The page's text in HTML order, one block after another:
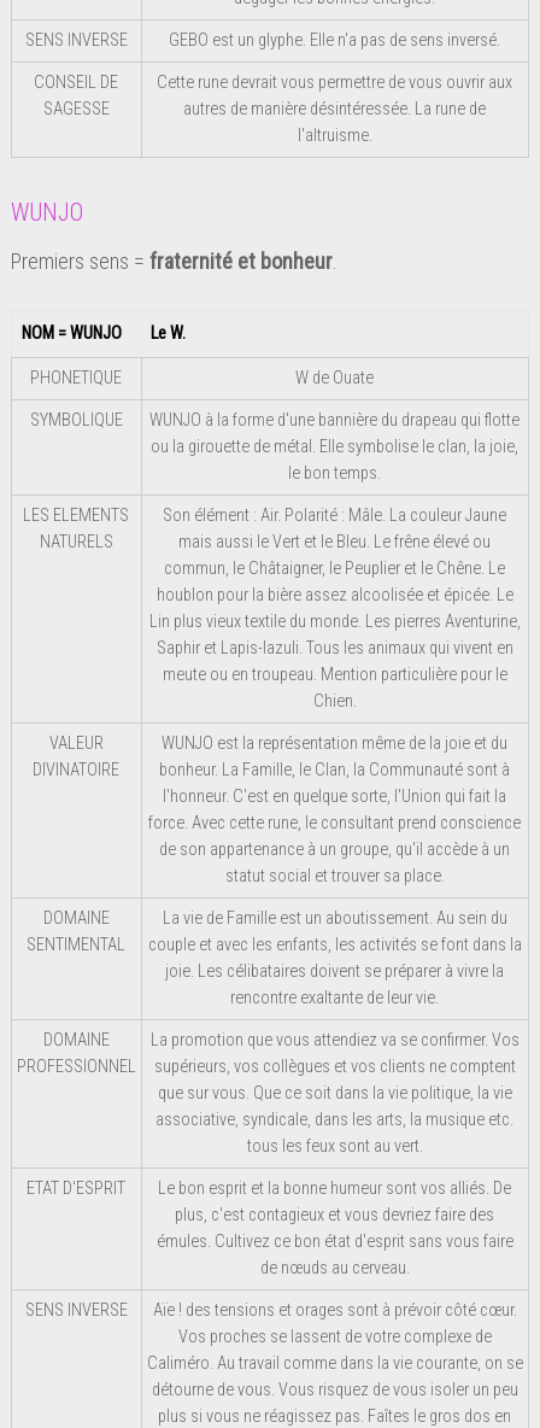
SENS INVERSE GEBO est un glyphe. Elle n'a pas de sens inversé.
CONSEIL DE
SAGESSE
Cette rune devrait vous permettre de vous ouvrir aux
autres de manière désintéressée. La rune de
l'altruisme.
WUNJO
Premiers sens = fraternité et bonheur.
NOM = WUNJO Le W.
PHONETIQUE W de Ouate
SYMBOLIQUE
WUNJO à la forme d'une bannière du drapeau qui flotte
ou la girouette de métal. Elle symbolise le clan, la joie,
le bon temps.
LES ELEMENTS
NATURELS
Son élément : Air. Polarité : Mâle. La couleur Jaune
mais aussi le Vert et le Bleu. Le frêne élevé ou
commun, le Châtaigner, le Peuplier et le Chêne. Le
houblon pour la bière assez alcoolisée et épicée. Le
Lin plus vieux textile du monde. Les pierres Aventurine,
Saphir et Lapis-lazuli. Tous les animaux qui vivent en
meute ou en troupeau. Mention particulière pour le
Chien.
VALEUR
DIVINATOIRE
WUNJO est la représentation même de la joie et du
bonheur. La Famille, le Clan, la Communauté sont à
l'honneur. C'est en quelque sorte, l'Union qui fait la
force. Avec cette rune, le consultant prend conscience
de son appartenance à un groupe, qu'il accède à un
statut social et trouver sa place.
DOMAINE
SENTIMENTAL
La vie de Famille est un aboutissement. Au sein du
couple et avec les enfants, les activités se font dans la
joie. Les célibataires doivent se préparer à vivre la
rencontre exaltante de leur vie.
DOMAINE
PROFESSIONNEL
La promotion que vous attendiez va se confirmer. Vos
supérieurs, vos collègues et vos clients ne comptent
que sur vous. Que ce soit dans la vie politique, la vie
associative, syndicale, dans les arts, la musique etc.
tous les feux sont au vert.
ETAT D'ESPRIT
Le bon esprit et la bonne humeur sont vos alliés. De
plus, c'est contagieux et vous devriez faire des
émules. Cultivez ce bon état d'esprit sans vous faire
de nœuds au cerveau.
SENS INVERSE
Aïe ! des tensions et orages sont à prévoir côté cœur.
Vos proches se lassent de votre complexe de
Caliméro. Au travail comme dans la vie courante, on se
détourne de vous. Vous risquez de vous isoler un peu
plus si vous ne réagissez pas. Faîtes le gros dos en